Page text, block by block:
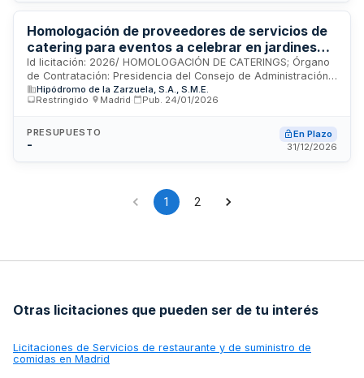
Homologación de proveedores de servicios de
catering para eventos a celebrar en jardines
del recinto del Hipódromo de la Zarzuela de
Madrid durante el año 2026
Id licitación: 2026/ HOMOLOGACIÓN DE CATERINGS; Órgano
de Contratación: Presidencia del Consejo de Administración
del Hipódromo de la Zarzuela, S.A., S.M.E.; Importe: 0 EUR;
Estado: PUB
Hipódromo de la Zarzuela, S.A., S.M.E.
Restringido
Madrid Pub. 24/01/2026
PRESUPUESTO
-
En Plazo
31/12/2026
1 2
Otras licitaciones que pueden ser de tu interés
Licitaciones de Servicios de restaurante y de suministro de
comidas en Madrid